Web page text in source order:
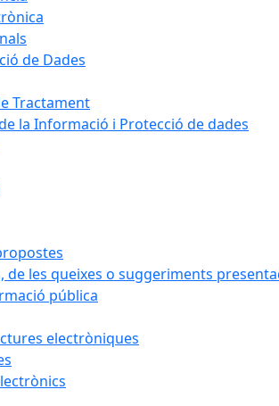
de Dades
Tractament
la Informació i Protecció de dades
de les queixes o suggeriments
pública
electròniques